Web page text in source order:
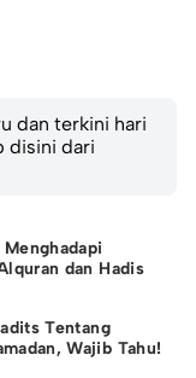
dan terkini hari
disini dari
Menghadapi
dan Hadis
Tentang
Wajib Tahu!